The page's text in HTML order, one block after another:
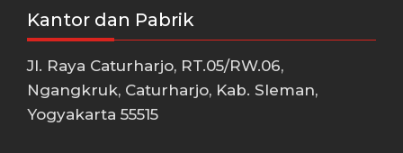
Kantor dan Pabrik
Jl. Raya Caturharjo, RT.05/RW.06,
Ngangkruk, Caturharjo, Kab. Sleman,
Yogyakarta 55515